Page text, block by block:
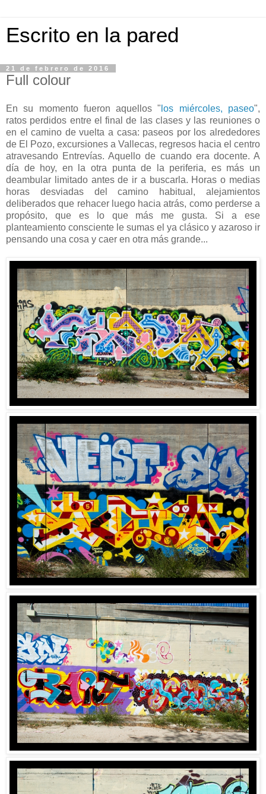
Escrito en la pared
21 de febrero de 2016
Full colour
En su momento fueron aquellos " los miércoles, paseo",
ratos perdidos entre el final de las clases y las reuniones o
en el camino de vuelta a casa: paseos por los alrededores
de El Pozo, excursiones a Vallecas, regresos hacia el centro
atravesando Entrevías. Aquello de cuando era docente. A
día de hoy, en la otra punta de la periferia, es más un
deambular limitado antes de ir a buscarla. Horas o medias
horas desviadas del camino habitual, alejamientos
deliberados que rehacer luego hacia atrás, como perderse a
propósito, que es lo que más me gusta. Si a ese
planteamiento consciente le sumas el ya clásico y azaroso ir
pensando una cosa y caer en otra más grande...